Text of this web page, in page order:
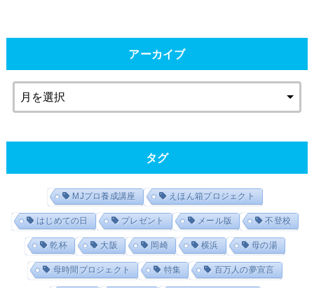
アーカイブ
タグ
MJプロ養成講座 えほん箱プロジェクト
はじめての日 プレゼント メール版 不登校
乾杯 大阪 岡崎 横浜 母の湯
母時間プロジェクト 特集 百万人の夢宣言